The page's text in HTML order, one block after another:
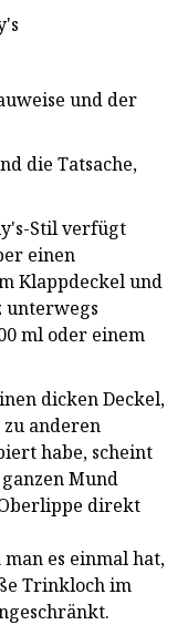
und der
die Tatsache,
Stil verfügt
einen
Klappdeckel und
unterwegs
ml oder einem
dicken Deckel,
anderen
habe, scheint
Mund
direkt
es einmal hat,
Trinkloch im